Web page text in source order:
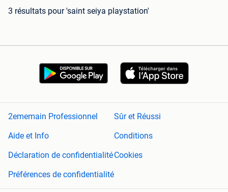
3 résultats pour 'saint seiya playstation'
2ememain Professionnel
Sûr et Réussi
Aide et Info
Conditions
Déclaration de confidentialitéCookies
Préférences de confidentialité